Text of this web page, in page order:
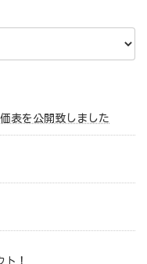
表を公開致しました
！